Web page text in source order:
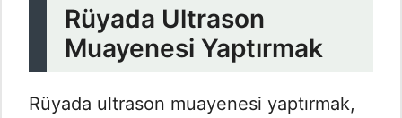
Rüyada Ultrason
Muayenesi Yaptırmak
Rüyada ultrason muayenesi yaptırmak,